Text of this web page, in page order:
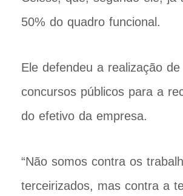
50% do quadro funcional.
Ele defendeu a realização
concursos públicos para a
do efetivo da empresa.
“Não somos contra os
terceirizados, mas contra a